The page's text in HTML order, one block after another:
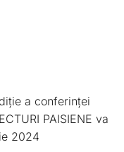
a conferinței
PAISIENE va
2024